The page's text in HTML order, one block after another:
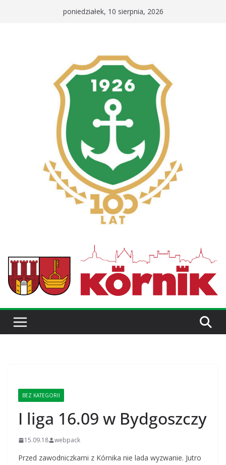
poniedziałek, 10 sierpnia, 2026
BEZ KATEGORII
I liga 16.09 w Bydgoszczy
15.09.18 webpack
Przed zawodniczkami z Kórnika nie lada wyzwanie. Jutro